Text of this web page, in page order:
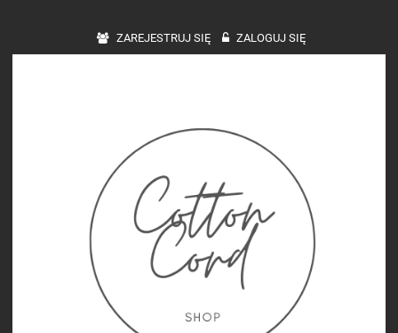
ZAREJESTRUJ SIĘ ZALOGUJ SIĘ